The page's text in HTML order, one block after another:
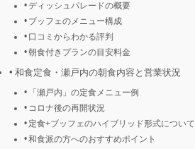
ディッシュパレードの概要
ブッフェのメニュー構成
口コミからわかる評判
朝食付きプランの目安料金
和食定食・瀬戸内の朝食内容と営業状況
「瀬戸内」の定食メニュー例
コロナ後の再開状況
定食+ブッフェのハイブリッド形式について
和食派の方へのおすすめポイント